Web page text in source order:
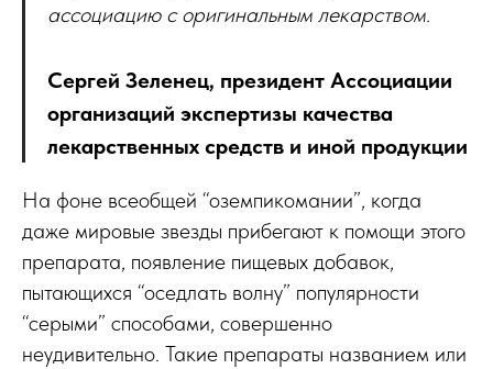
ассоциацию с оригинальным лекарством.
Сергей Зеленец, президент Ассоциации
организаций экспертизы качества
лекарственных средств и иной продукции
На фоне всеобщей “оземпикомании”, когда
даже мировые звезды прибегают к помощи этого
препарата, появление пищевых добавок,
пытающихся “оседлать волну” популярности
“серыми” способами, совершенно
неудивительно. Такие препараты названием или